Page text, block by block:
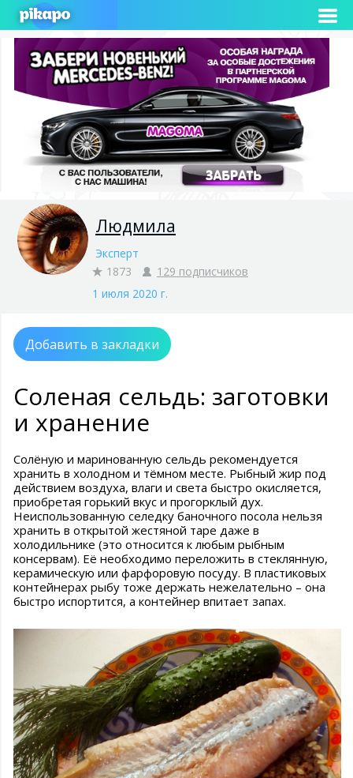
Людмила
Эксперт
1873
129 подписчиков
1 июля 2020 г.
Добавить в закладки
Соленая сельдь: заготовки
и хранение
Солёную и маринованную сельдь рекомендуется
хранить в холодном и тёмном месте. Рыбный жир под
действием воздуха, влаги и света быстро окисляется,
приобретая горький вкус и прогорклый дух.
Неиспользованную селедку баночного посола нельзя
хранить в открытой жестяной таре даже в
холодильнике (это относится к любым рыбным
консервам). Её необходимо переложить в стеклянную,
керамическую или фарфоровую посуду. В пластиковых
контейнерах рыбу тоже держать нежелательно – она
быстро испортится, а контейнер впитает запах.